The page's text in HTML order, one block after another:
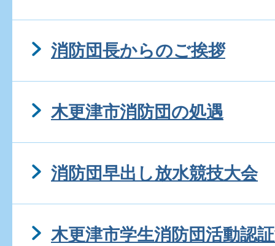
消防団長からのご挨拶
木更津市消防団の処遇
消防団早出し放水競技大会
木更津市学生消防団活動認